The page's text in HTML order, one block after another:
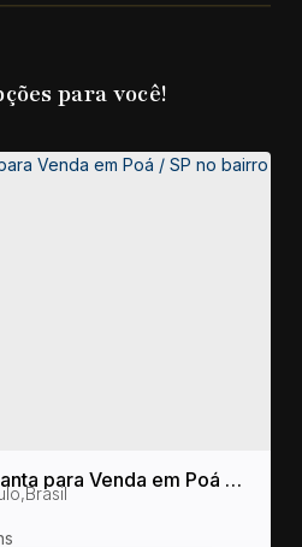
para você!
para Venda em Poá /
Vila Rea
,Brasil